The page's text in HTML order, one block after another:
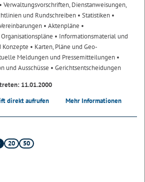
• Verwaltungsvorschriften, Dienstanweisungen,
und Rundschreiben • Statistiken •
• Aktenpläne •
• Informationsmaterial und
Konzepte • Karten, Pläne und Geo-
Meldungen und Pressemitteilungen •
und Ausschüsse • Gerichtsentscheidungen
11.01.2000
direkt aufrufen Mehr Informationen
20 50